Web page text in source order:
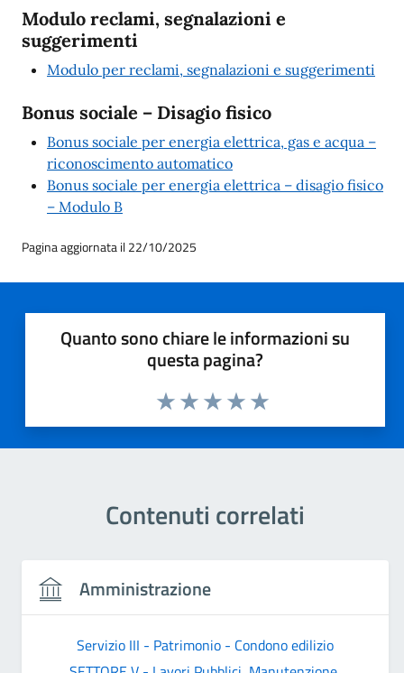
Modulo reclami, segnalazioni e
suggerimenti
Modulo per reclami, segnalazioni e suggerimenti
Bonus sociale – Disagio fisico
Bonus sociale per energia elettrica, gas e acqua –
riconoscimento automatico
Bonus sociale per energia elettrica – disagio fisico
– Modulo B
Pagina aggiornata il 22/10/2025
Quanto sono chiare le informazioni su
questa pagina?
Valuta 5 stelle su 5
Valuta 4 stelle su 5
Valuta 3 stelle su 5
Valuta 2 stelle su 5
Valuta 1 stelle su 5
Contenuti correlati
Amministrazione
Servizio III - Patrimonio - Condono edilizio